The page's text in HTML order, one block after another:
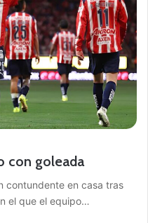
con goleada
contundente en casa tras
el que el equipo…